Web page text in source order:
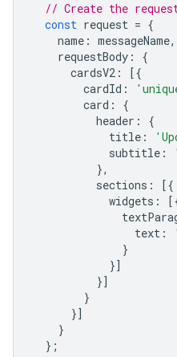
// Create the
const request = {
name : messageName,
requestBody :
{
cardsV2 :
[{
cardId :
card :
{
header :
{
title :
subtitle :
},
sections :
[{
widgets :
text :
}
}]
}]
}
}]
}
};